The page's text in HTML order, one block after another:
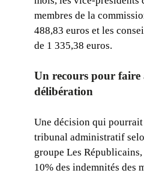
membres de la
488,83 euros et les
de 1 335,38 euros.
Un recours pour faire
délibération
Une décision qui
tribunal administratif
groupe Les
10% des indemnités des